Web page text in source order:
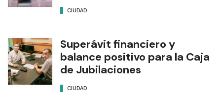
CIUDAD
Superávit financiero y
balance positivo para la Caja
de Jubilaciones
CIUDAD